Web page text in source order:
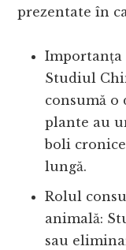
prezentate în
Importanța
Studiul
consumă o
plante au
boli
lungă.
Rolul
animală:
sau